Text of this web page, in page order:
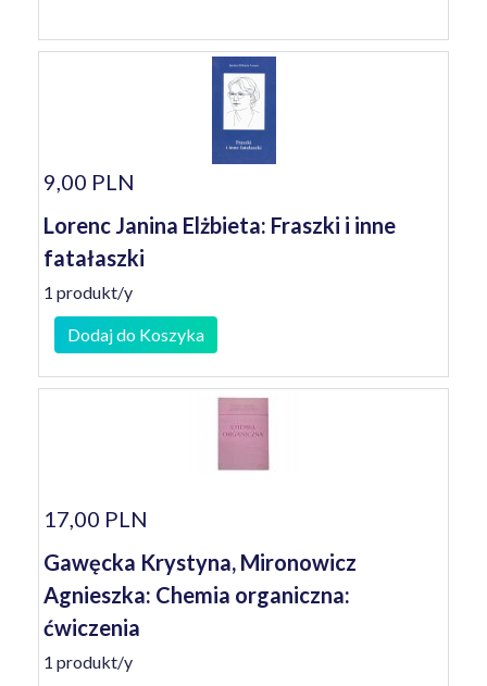
9,00 PLN
Lorenc Janina Elżbieta: Fraszki i inne
fatałaszki
1 produkt/y
Dodaj do Koszyka
17,00 PLN
Gawęcka Krystyna, Mironowicz
Agnieszka: Chemia organiczna:
ćwiczenia
1 produkt/y